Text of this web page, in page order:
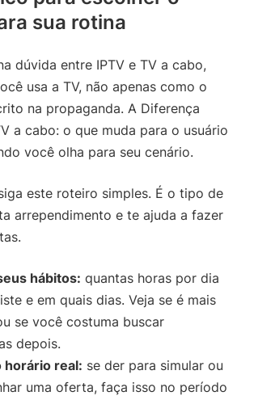
sua rotina
dúvida entre IPTV e TV a cabo,
usa a TV, não apenas como o
na propaganda. A Diferença
a cabo: o que muda para o usuário
você olha para seu cenário.
este roteiro simples. É o tipo de
arrependimento e te ajuda a fazer
hábitos: quantas horas por dia
e em quais dias. Veja se é mais
se você costuma buscar
depois.
horário real: se der para simular ou
uma oferta, faça isso no período